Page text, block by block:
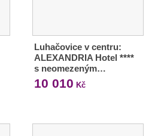
Luhačovice v centru:
ALEXANDRIA Hotel ****
s neomezeným…
10 010 Kč